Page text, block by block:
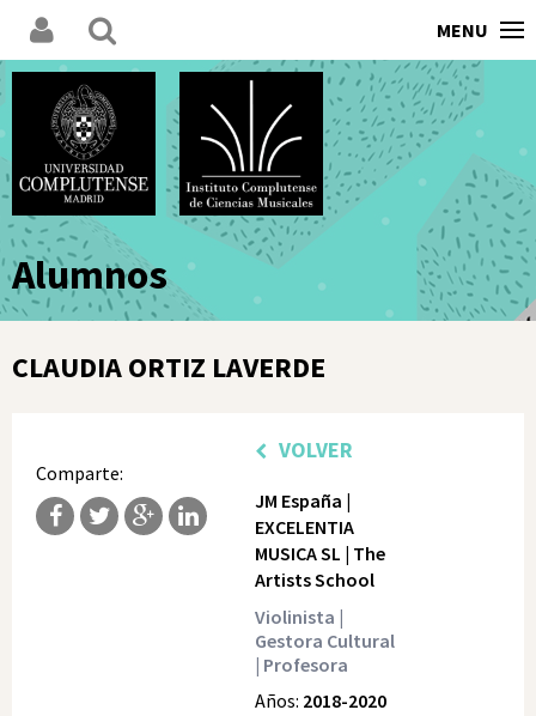
MENU
Alumnos
CLAUDIA ORTIZ LAVERDE
Comparte:
VOLVER
JM España |
EXCELENTIA
MUSICA SL | The
Artists School
Violinista |
Gestora Cultural
| Profesora
Años: 2018-2020